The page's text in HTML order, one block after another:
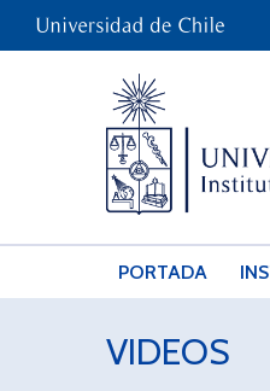
PORTADA
VIDEOS